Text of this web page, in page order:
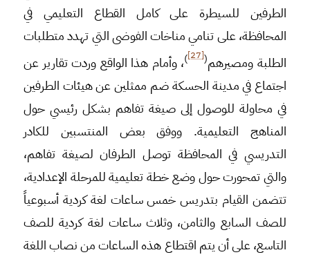
الطرفين للسيطرة على كامل القطاع التعليمي في
المحافظة، على تنامي مناخات الفوضى التي تهدد متطلبات
الطلبة ومصيرهم(
[27]
)، وأمام هذا الواقع وردت تقارير عن
اجتماع في مدينة الحسكة ضم ممثلين عن هيئات الطرفين
في محاولة للوصول إلى صيغة تفاهم بشكل رئيسي حول
المناهج التعليمية. ووفق بعض المنتسبين للكادر
التدريسي في المحافظة توصل الطرفان لصيغة تفاهم،
والتي تمحورت حول وضع خطة تعليمية للمرحلة الإعدادية،
تتضمن القيام بتدريس خمس ساعات لغة كردية أسبوعياً
للصف السابع والثامن، وثلاث ساعات لغة كردية للصف
التاسع، على أن يتم اقتطاع هذه الساعات من نصاب اللغة